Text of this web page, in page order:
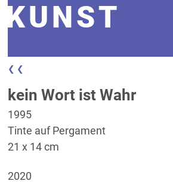
KUNST
❮ ❮
kein Wort ist Wahr
1995
Tinte auf Pergament
21 x 14 cm
2020